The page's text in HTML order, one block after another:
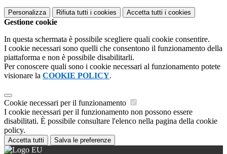
Personalizza Rifiuta tutti i cookies Accetta tutti i cookies
Gestione cookie
In questa schermata è possibile scegliere quali cookie consentire.
I cookie necessari sono quelli che consentono il funzionamento della
piattaforma e non è possibile disabilitarli.
Per conoscere quali sono i cookie necessari al funzionamento potete
visionare la COOKIE POLICY.
Cookie necessari per il funzionamento
I cookie necessari per il funzionamento non possono essere
disabilitati. È possibile consultare l'elenco nella pagina della cookie
policy.
Accetta tutti Salva le preferenze